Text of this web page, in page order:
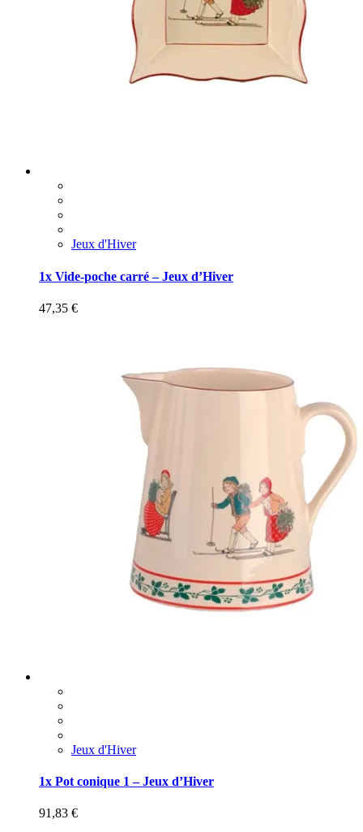
Jeux d'Hiver
1x Vide-poche carré – Jeux d’Hiver
47,35 €
Jeux d'Hiver
1x Pot conique 1 – Jeux d’Hiver
91,83 €